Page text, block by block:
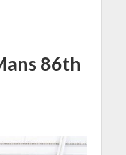
86th